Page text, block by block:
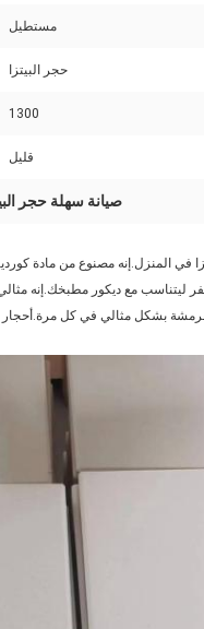
مستطيل
حجر البيتزا
1300
قليل
صيانة سهلة حجر
في المنزل.إنه مصنوع من مادة
باللون الأصفر ليتناسب مع ديكور
بشكل مثالي في كل مرة.أحجار